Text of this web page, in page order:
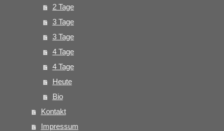
2 Tage
3 Tage
3 Tage
4 Tage
4 Tage
Heute
Bio
Kontakt
Impressum